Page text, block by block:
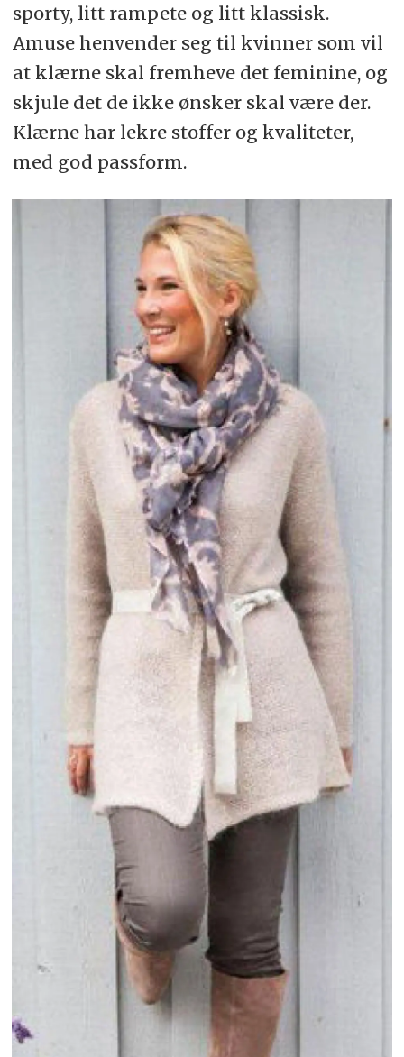
sporty, litt rampete og litt klassisk.
Amuse henvender seg til kvinner som vil
at klærne skal fremheve det feminine, og
skjule det de ikke ønsker skal være der.
Klærne har lekre stoffer og kvaliteter,
med god passform.